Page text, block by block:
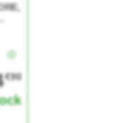
€90